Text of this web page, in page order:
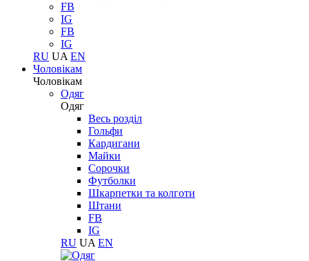
FB
IG
FB
IG
RU UA EN
Чоловікам
Чоловікам
Одяг
Одяг
Весь розділ
Гольфи
Кардигани
Майки
Сорочки
Футболки
Шкарпетки та колготи
Штани
FB
IG
RU UA EN